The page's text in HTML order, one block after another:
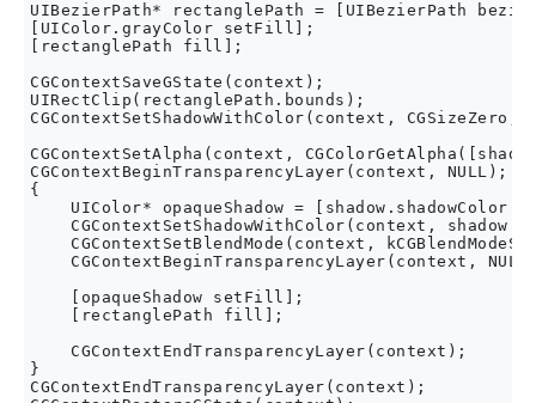
UIBezierPath* rectanglePath = [UIBezierPath
[UIColor.grayColor setFill];
[rectanglePath fill];
CGContextSaveGState(context);
UIRectClip(rectanglePath.bounds);
CGContextSetShadowWithColor(context, CGSizeZero,
CGContextSetAlpha(context,
CGContextBeginTransparencyLayer(context, NULL);
{
UIColor* opaqueShadow = [shadow.shadowColor
CGContextSetShadowWithColor(context,
CGContextSetBlendMode(context,
CGContextBeginTransparencyLayer(context,
    [opaqueShadow setFill];
    [rectanglePath fill];
    CGContextEndTransparencyLayer(context);
}
CGContextEndTransparencyLayer(context);